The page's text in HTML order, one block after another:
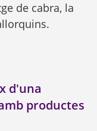
de cabra, la
d'una
productes